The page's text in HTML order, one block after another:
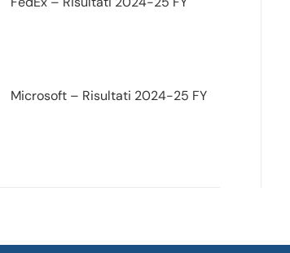
Microsoft – Risultati 2024-25 FY